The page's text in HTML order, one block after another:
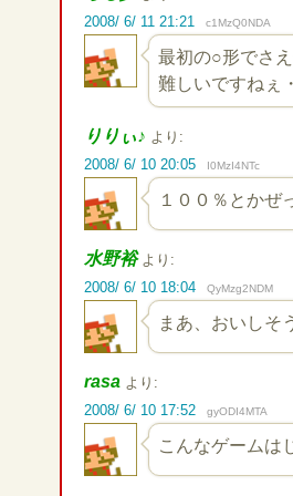
2008/ 6/ 11 21:21
c1MzQ0NDA
最初の○形でさ
難しいですねぇ
りりぃ♪ より:
2008/ 6/ 10 20:05
I0MzI4NTc
１００％とかぜ
水野裕 より:
2008/ 6/ 10 18:04
QyMzg2NDM
まあ、おいしそ
rasa より:
2008/ 6/ 10 17:52
gyODI4MTA
こんなゲームは